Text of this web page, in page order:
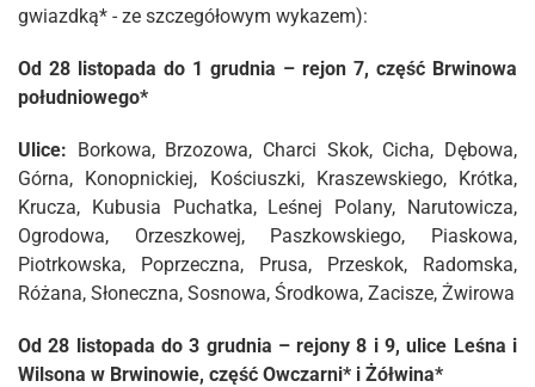
gwiazdką* - ze szczegółowym wykazem):
Od 28 listopada do 1 grudnia – rejon 7, część Brwinowa
południowego*
Ulice: Borkowa, Brzozowa, Charci Skok, Cicha, Dębowa,
Górna, Konopnickiej, Kościuszki, Kraszewskiego, Krótka,
Krucza, Kubusia Puchatka, Leśnej Polany, Narutowicza,
Ogrodowa, Orzeszkowej, Paszkowskiego, Piaskowa,
Piotrkowska, Poprzeczna, Prusa, Przeskok, Radomska,
Różana, Słoneczna, Sosnowa, Środkowa, Zacisze, Żwirowa
Od 28 listopada do 3 grudnia – rejony 8 i 9, ulice Leśna i
Wilsona w Brwinowie, część Owczarni* i Żółwina*